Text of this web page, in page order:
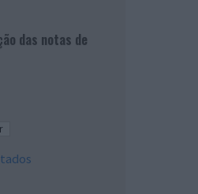
das notas de